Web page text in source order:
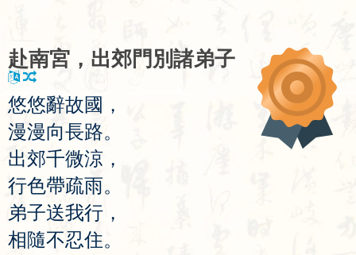
赴南宮 ， 出郊門 別諸弟子
悠悠辭故國 ，
漫漫向長路。
出郊千微涼 ，
行色帶疏雨。
弟子送我行 ，
相隨不忍住。